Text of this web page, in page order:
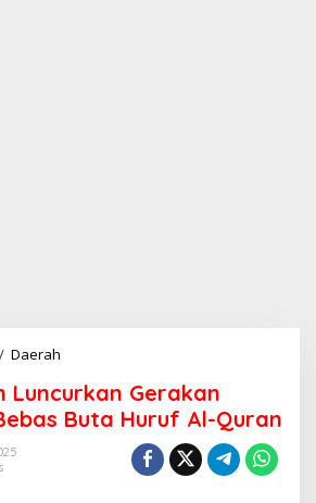
/ Daerah
p
a
Luncurkan Gerakan
Buta Huruf Al-Quran